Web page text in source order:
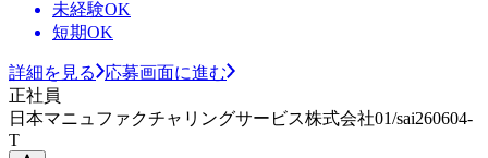
未経験OK
短期OK
詳細を見る
応募画面に進む
正社員
日本マニュファクチャリングサービス株式会社01/sai260604-
T